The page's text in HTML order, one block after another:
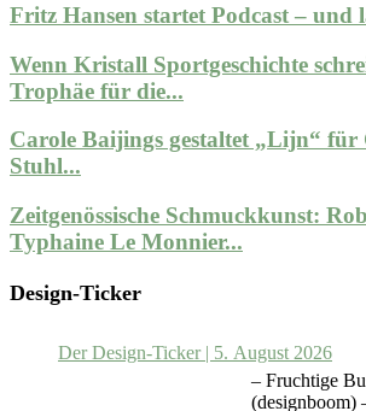
Fritz Hansen startet Podcast – und
Wenn Kristall Sportgeschichte
Trophäe für die...
Carole Baijings gestaltet „Lijn“ für
Stuhl...
Zeitgenössische Schmuckkunst:
Typhaine Le Monnier...
Design-Ticker
Der Design-Ticker | 5. August 2026
– Fruchtige
(designboom)